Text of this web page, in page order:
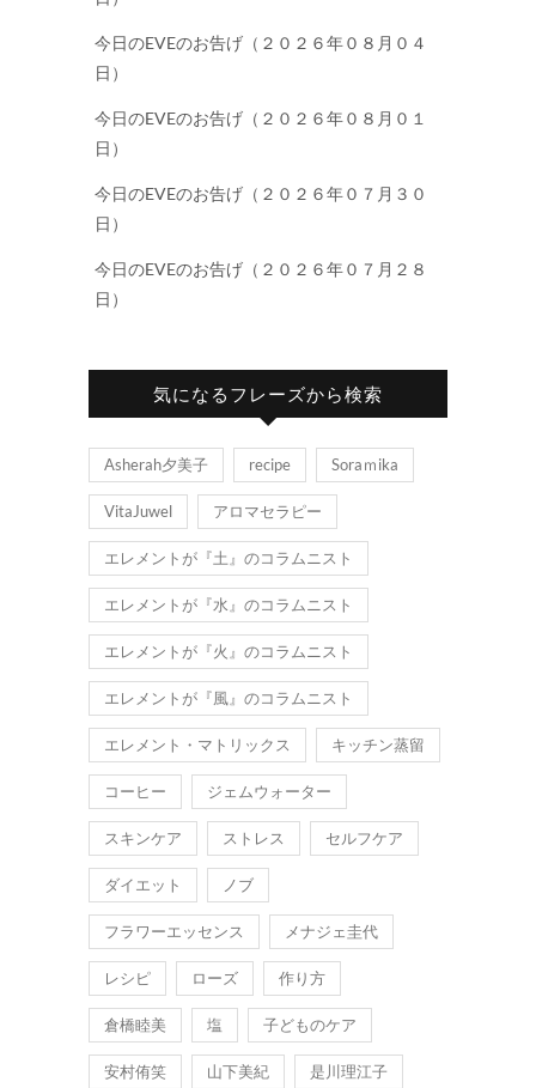
今日のEVEのお告げ（２０２６年０８月０４
日）
今日のEVEのお告げ（２０２６年０８月０１
日）
今日のEVEのお告げ（２０２６年０７月３０
日）
今日のEVEのお告げ（２０２６年０７月２８
日）
気になるフレーズから検索
Asherah夕美子 recipe Soraｍika
VitaJuwel アロマセラピー
エレメントが『土』のコラムニスト
エレメントが『水』のコラムニスト
エレメントが『火』のコラムニスト
エレメントが『風』のコラムニスト
エレメント・マトリックス キッチン蒸留
コーヒー ジェムウォーター
スキンケア ストレス セルフケア
ダイエット ノブ
フラワーエッセンス メナジェ圭代
レシピ ローズ 作り方
倉橋睦美 塩 子どものケア
安村侑笑 山下美紀 是川理江子